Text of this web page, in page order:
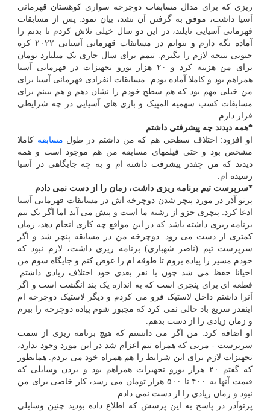
ریزی که برای مدال مسابقات دوچرخه سواری کوهستان قهرمانی
آسیا داشت، موفق به گرفتن آن نشد، بیان نمود: پس از مسابقات
قهرمانی آسیایی تایلند، در این دو سال خیلی تلاش کردم تا بدنم را
آماده نگه دارم و بتوانم در مسابقات قهرمانی آسیایی ۲۰۲۲ کره
جنوبی نتیجه لازم را بگیرم. تیمم برای سال جاری یک میلیارد تومان
برای من هزینه کرد و ۲۰ هزار یورو تجهیزات در قهرمانی آسیا
همراهم بود و کاملا آماده بودم. مسابقات انفرادی قهرمانی آسیا برای
من خیلی مهم بود که هم سطح خودم را نشان دهم و هم ببینم برای
مسابقات کسب سهمیه المپیک و بازی های آسیایی در چه شرایطی
قرار دارم.
*همه دیدند چه پیشرفتی داشتم
او افزود: اختلاف سطحی هم که من داشتم در طول مسابقه کاملا
مشخص بود و حتی فیلمهای مسابقه من هم موجود است و همه
دیدند که من چقدر پیشرفت داشته ام و به چه جایگاهی در آسیا
رسیده ام.
*سرپرست تیم برنامه ریزی داشت، زمان را از دست نمی دادم
پرتو آذر در مورد پنچر شدن دوچرخه اش در مسابقات قهرمانی آسیا
ادعا کرد: پنچری جزو از رشته ما است و پیش می آید اما اگر یک تیم
برنامه ریزی داشته باشد که در این مواقع چه کاری انجام دهد، زمان
کمتری از دست می رود. دوچرخه من در مسابقه پنچر شد و اگر
سرپرست تیم (ناصر شهبازی) برنامه ریزی داشت، لازم نبود که
خودم مسیر را پیاده بروم تا طوقه ام را عوض کنم و جایگاه سوم من
احیانا حفظ می شد چون با نفر بعدی خود اختلاف زیادی داشتم.
قطعه ای برای پنچری است که به اندازه یک بند انگشت است و اگر
آنرا داشتم داخل لاستیک فرو می کردم و دیگر لاستیک دوچرخه ام
اینقدر سریع باد خالی نمی کرد که مجبور شوم پیاده دوچرخه را ببرم
و زمان زیادی را از دست بدهم.
او اضافه کرد: من اگر می دانستم که هیچ برنامه ریزی از سمت
سرپرست - مربی که همراه تیم اعزام شد در این مورد وجود ندارد،
تجهیزات لازم برای این شرایط را هم همراه خود می بردم. همانطور
که گفتم ۲۰ هزار یورو تجهیزات همراهم بود و بردن وسایلی که
قیمت آنها به ۴۰۰ تا ۵۰۰ هزار تومان می رسد، کار خاصی برای من
نبود و زمان زیادی را از دست نمی دادم.
پرتوآذر در پاسخ به این پرسش که اطلاع داده بودید چنین وسایلی